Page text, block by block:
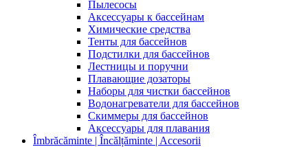
Пылесосы
Аксессуары к бассейнам
Химические средства
Тенты для бассейнов
Подстилки для бассейнов
Лестницы и поручни
Плавающие дозаторы
Наборы для чистки бассейнов
Водонагреватели для бассейнов
Скиммеры для бассейнов
Аксессуары для плавания
Îmbrăcăminte | Încălțăminte | Accesorii